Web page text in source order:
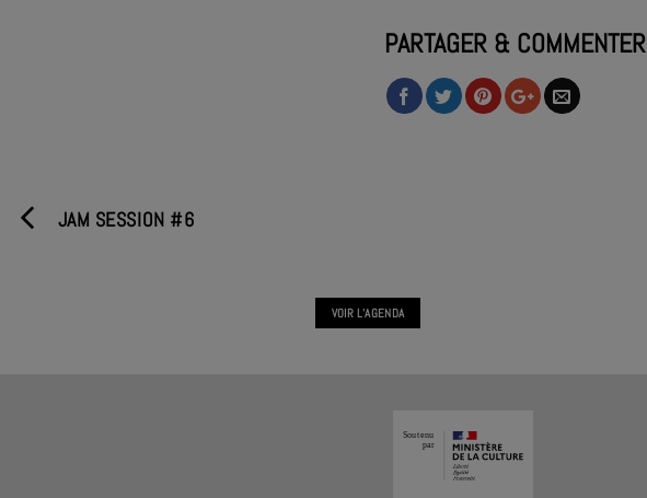
PARTAGER & COMMENTER
JAM SESSION #6
VOIR L'AGENDA